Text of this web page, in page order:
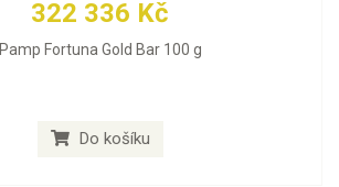
322 336 Kč
Pamp Fortuna Gold Bar 100 g
Do košíku